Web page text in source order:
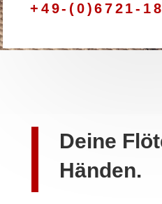
+49-(0)6721-
Deine
Händen.